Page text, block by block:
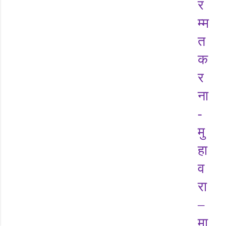
र
म्म
त
क
र
ना
-
मु
हा
व
रा
–